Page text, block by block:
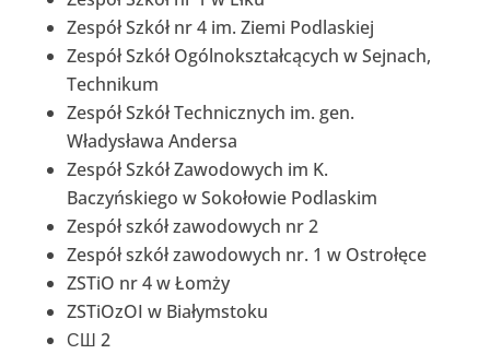
Zespół Szkół nr 4 im. Ziemi Podlaskiej
Zespół Szkół Ogólnokształcących w Sejnach,
Technikum
Zespół Szkół Technicznych im. gen.
Władysława Andersa
Zespół Szkół Zawodowych im K.
Baczyńskiego w Sokołowie Podlaskim
Zespół szkół zawodowych nr 2
Zespół szkół zawodowych nr. 1 w Ostrołęce
ZSTiO nr 4 w Łomży
ZSTiOzOI w Białymstoku
СШ 2